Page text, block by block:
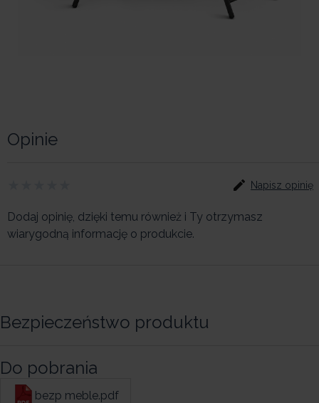
Opinie
Napisz opinię
Dodaj opinię, dzięki temu również i Ty otrzymasz
wiarygodną informację o produkcie.
Bezpieczeństwo produktu
Do pobrania
bezp meble.pdf